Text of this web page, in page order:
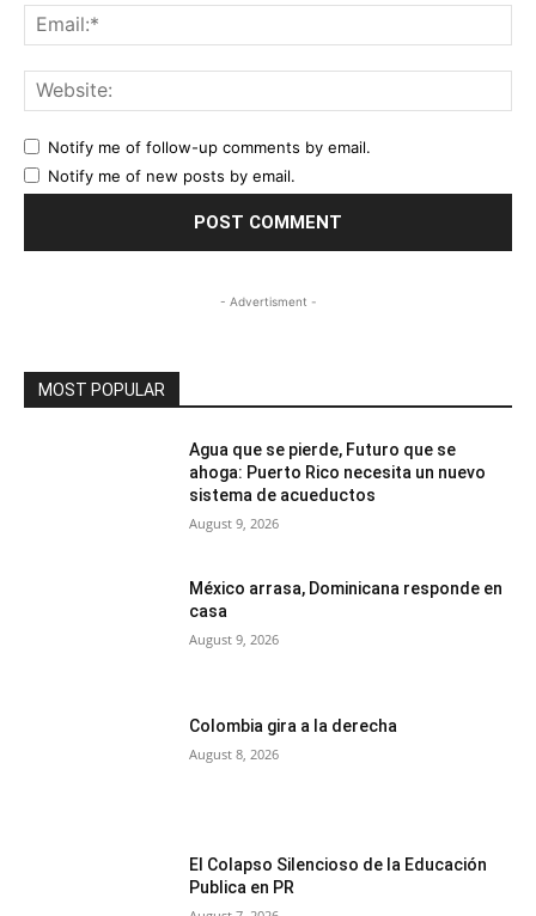
Notify me of follow-up comments by email.
Notify me of new posts by email.
- Advertisment -
MOST POPULAR
Agua que se pierde, Futuro que se
ahoga: Puerto Rico necesita un nuevo
sistema de acueductos
August 9, 2026
México arrasa, Dominicana responde en
casa
August 9, 2026
Colombia gira a la derecha
August 8, 2026
El Colapso Silencioso de la Educación
Publica en PR